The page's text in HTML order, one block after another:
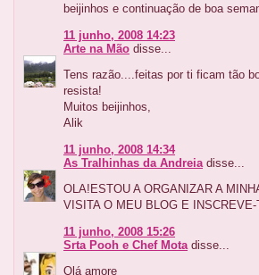
beijinhos e continuação de boa
11 junho, 2008 14:23
Arte na Mão disse...
Tens razão....feitas por ti ficam tão
resista!
Muitos beijinhos,
Alik
11 junho, 2008 14:34
As Tralhinhas da Andreia disse...
OLA!ESTOU A ORGANIZAR A
VISITA O MEU BLOG E INSCREVE-
11 junho, 2008 15:26
Srta Pooh e Chef Mota disse...
Olá amore